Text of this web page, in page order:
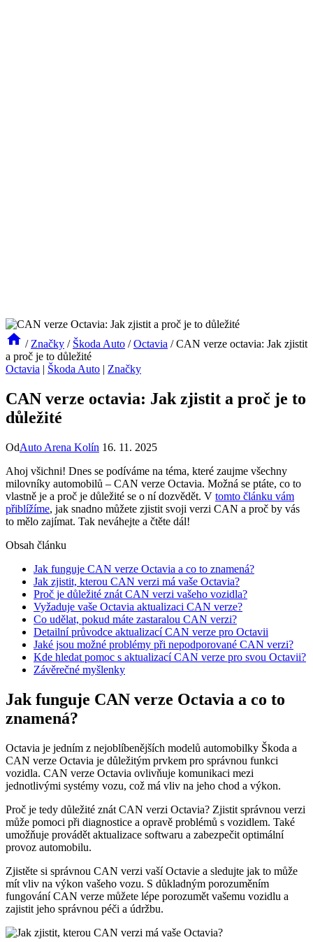
/ Značky / Škoda Auto / Octavia / CAN verze octavia: Jak zjistit
a proč je to důležité
Octavia | Škoda Auto | Značky
CAN verze octavia: Jak zjistit a proč je to
důležité
OdAuto Arena Kolín 16. 11. 2025
Ahoj všichni! Dnes se podíváme na téma, které zaujme všechny
milovníky automobilů – CAN verze​ Octavia. Možná se‍ ptáte, ⁣co to
vlastně je ‌a proč je důležité se o ní dozvědět. V tomto článku vám
přiblížíme, jak snadno můžete zjistit svoji verzi CAN a proč by vás
to mělo zajímat. Tak neváhejte a čtěte dál!
Obsah článku
Jak funguje CAN⁢ verze Octavia a co to znamená?
Jak zjistit, ‌kterou CAN verzi má vaše Octavia?
Proč je důležité‍ znát CAN verzi‍ vašeho vozidla?
Vyžaduje vaše Octavia aktualizaci CAN verze?
Co udělat, pokud máte zastaralou ⁣CAN verzi?
Detailní průvodce aktualizací CAN verze pro Octavii
Jaké jsou možné problémy při nepodporované CAN verzi?
Kde hledat pomoc ⁤s aktualizací CAN ⁢verze ⁢pro svou Octavii?
Závěrečné myšlenky
Jak funguje CAN⁢ verze Octavia a co to
znamená?
Octavia je jedním z nejoblíbenějších modelů automobilky Škoda a
CAN verze Octavia je důležitým prvkem ⁤pro správnou funkci
⁤vozidla. CAN verze Octavia ovlivňuje komunikaci mezi
jednotlivými systémy vozu, což má vliv na jeho chod ‌a ⁢výkon.
Proč je tedy důležité znát CAN verzi Octavia? Zjistit správnou‍ verzi
‌může pomoci při ‍diagnostice a ‌opravě problémů s vozidlem. Také
umožňuje provádět aktualizace softwaru a⁤ zabezpečit optimální
provoz automobilu.
Zjistěte si správnou CAN verzi vaší Octavie a sledujte jak to může
mít vliv na ‍výkon vašeho vozu. S důkladným porozuměním
fungování CAN verze můžete lépe porozumět vašemu vozidlu a
zajistit jeho správnou péči a údržbu.